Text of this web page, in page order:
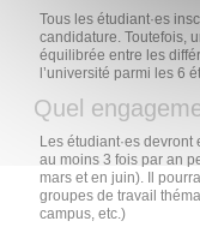
Tous les étudiant·es
candidature. Toutefois,
équilibrée entre les
l’université parmi les 6
Quel
Les étudiant·es
au moins 3 fois par an
mars et en juin). Il
groupes de travail
campus, etc.)